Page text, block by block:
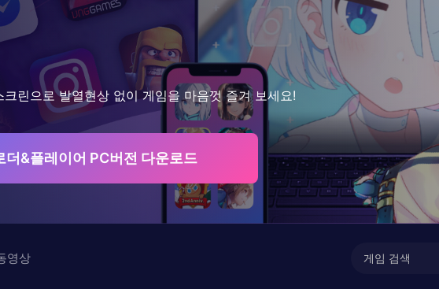
린으로 발열현상 없이 게임을 마음껏 즐겨 보세요!
더&플레이어 PC버전 다운로드
영상